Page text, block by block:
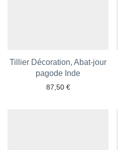
Tillier Décoration, Abat-jour
pagode Inde
87,50 €
Ajouter aux favoris